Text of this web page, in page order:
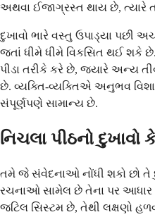
અથવા ઈજાગ્રસ્ત થાય છે, ત્યારે
દુખાવો ભારે વસ્તુ ઉપાડ્યા પછી
જતાં ધીમે ધીમે વિકસિત થઈ શકે
પીડા તરીકે કરે છે, જ્યારે અન્ય
છે. વ્યક્તિ-વ્યક્તિએ અનુભવ
સંપૂર્ણપણે સામાન્ય છે.
નિચલા પીઠનો દુખાવો
તમે જે સંવેદનાઓ નોંધી શકો છો તે
રચનાઓ સામેલ છે તેના પર આધાર
જટિલ સિસ્ટમ છે, તેથી લક્ષણો